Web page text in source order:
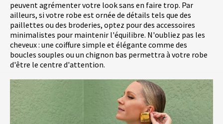
peuvent agrémenter votre look sans en faire trop. Par
ailleurs, si votre robe est ornée de détails tels que des
paillettes ou des broderies, optez pour des accessoires
minimalistes pour maintenir l'équilibre. N'oubliez pas les
cheveux : une coiffure simple et élégante comme des
boucles souples ou un chignon bas permettra à votre robe
d'être le centre d'attention.